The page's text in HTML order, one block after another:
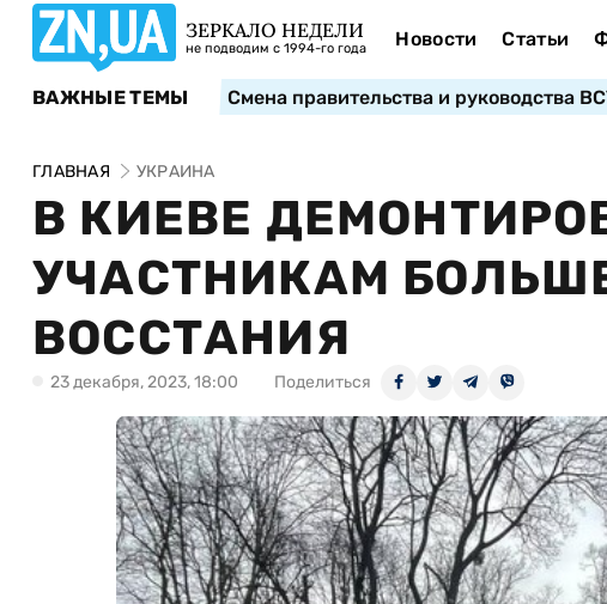
ЗЕРКАЛО НЕДЕЛИ
не подводим с 1994-го года Новости Статьи
ВАЖНЫЕ ТЕМЫ Смена правительства и руководства
ГЛАВНАЯ УКРАИНА
В КИЕВЕ
УЧАСТНИКАМ
ВОССТАНИЯ
23 декабря, 2023, 18:00 Поделиться